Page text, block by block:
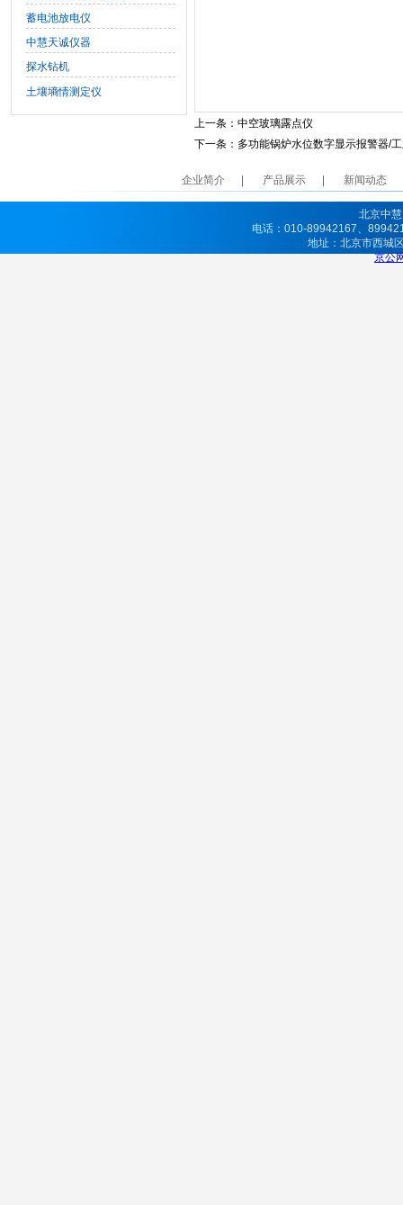
蓄电池放电仪
中慧天诚仪器
探水钻机
土壤墒情测定仪
上一条： 中空玻璃露点仪
下一条： 多功能锅炉水位数字显示报警器/
企业简介 产品展示 新闻动态
北京中
电话：010-89942167、
地址：北京市西
京公